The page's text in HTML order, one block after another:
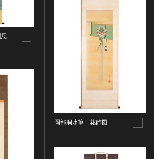
岡部洞水筆 花飾図